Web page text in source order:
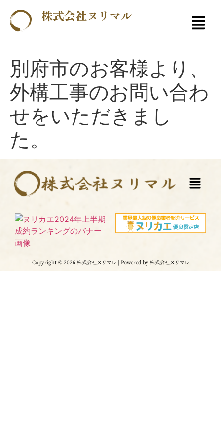
株式会社ヌリマル
別府市のお客様より、
外構工事のお問い合わ
せをいただきまし
た。
Copyright © 2026 株式会社ヌリマル | Powered by 株式会社ヌリマル